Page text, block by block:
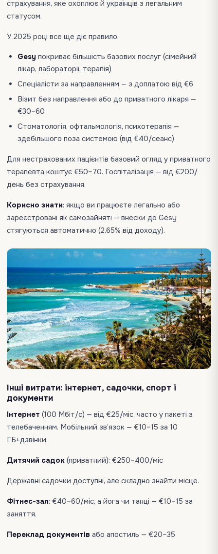
страхування, яке охоплює й українців з легальним
статусом.
У 2025 році все ще діє правило:
Gesy покриває більшість базових послуг (сімейний
лікар, лабораторії, терапія)
Спеціалісти за направленням — з доплатою від €6
Візит без направлення або до приватного лікаря —
€30–60
Стоматологія, офтальмологія, психотерапія —
здебільшого поза системою (від €40/сеанс)
Для нестрахованих пацієнтів базовий огляд у приватного
терапевта коштує €50–70. Госпіталізація — від €200/
день без страхування.
Корисно знати: якщо ви працюєте легально або
зареєстровані як самозайняті — внески до Gesy
стягуються автоматично (2.65% від доходу).
Інші витрати: інтернет, садочки, спорт і
документи
Інтернет (100 Мбіт/с) — від €25/міс, часто у пакеті з
телебаченням. Мобільний зв’язок — €10–15 за 10
ГБ+дзвінки.
Дитячий садок (приватний): €250–400/міс
Державні садочки доступні, але складно знайти місце.
Фітнес-зал: €40–60/міс, а йога чи танці — €10–15 за
заняття.
Переклад документів або апостиль — €20–35